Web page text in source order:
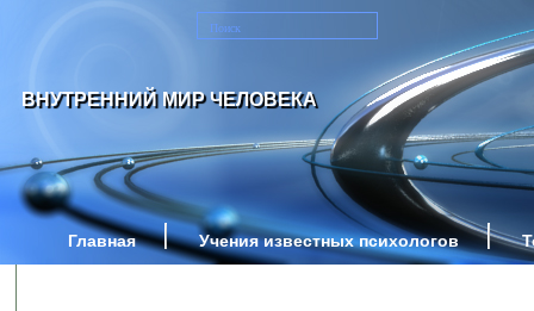
ВНУТРЕННИЙ МИР ЧЕЛОВЕКА
Главная Учения известных психологов